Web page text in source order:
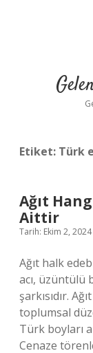
Etiket: Türk
Ağıt
Aittir
Tarih: Ekim 2, 2024
Ağıt halk
acı, üzüntülü
şarkısıdır.
toplumsal
Türk boyları
Cenaze